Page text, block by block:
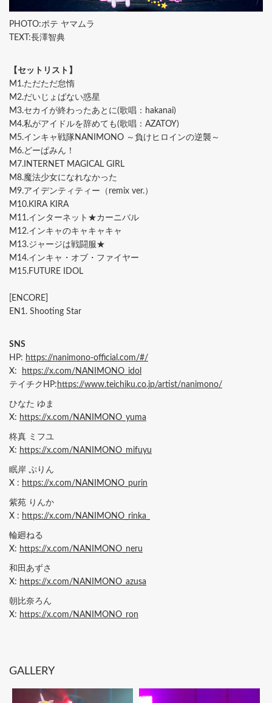
PHOTO:ポテ ヤマムラ
TEXT:長澤智典
【セットリスト】
M1.ただただ怠惰
M2.だいじょばない惑星
M3.セカイが終わったあとに(歌唱：hakanai)
M4.私がアイドルを辞めても(歌唱：AZATOY)
M5.インキャ戦隊NANIMONO ～負けヒロインの逆襲～
M6.どーぱみん！
M7.INTERNET MAGICAL GIRL
M8.魔法少女になれなかった
M9.アイデンティティー（remix ver.）
M10.KIRA KIRA
M11.インターネット★カーニバル
M12.インキャのキャキャキャ
M13.ジャージは戦闘服★
M14.インキャ・オブ・ファイヤー
M15.FUTURE IDOL
[ENCORE]
EN1. Shooting Star
SNS
HP: https://nanimono-official.com/#/
X:
https://x.com/NANIMONO_idol
テイチクHP: https://www.teichiku.co.jp/artist/nanimono/
ひなた ゆま
X: https://x.com/NANIMONO_yuma
柊真 ミフユ
X: https://x.com/NANIMONO_mifuyu
眠岸 ぷりん
X : https://x.com/NANIMONO_purin
紫苑 りんか
X : https://x.com/NANIMONO_rinka_
輪廻ねる
X: https://x.com/NANIMONO_neru
和田あずさ
X: https://x.com/NANIMONO_azusa
朝比奈ろん
X: https://x.com/NANIMONO_ron
GALLERY